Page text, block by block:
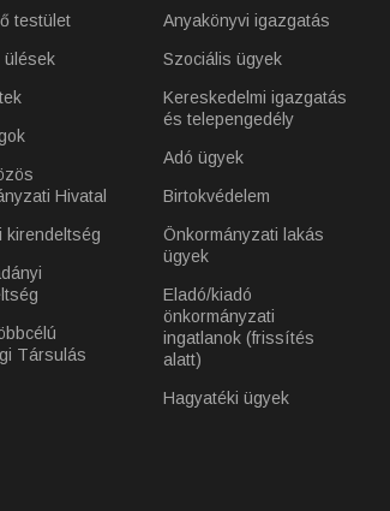
testület
ülések
Hivatal
kirendeltség
Társulás
Anyakönyvi igazgatás
Szociális ügyek
Kereskedelmi igazgatás
és telepengedély
Adó ügyek
Birtokvédelem
Önkormányzati lakás
ügyek
Eladó/kiadó
önkormányzati
ingatlanok (frissítés
alatt)
Hagyatéki ügyek